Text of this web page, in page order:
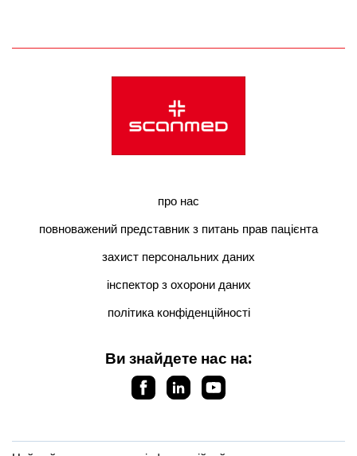
про нас
повноважений представник з питань прав пацієнта
захист персональних даних
інспектор з охорони даних
політика конфіденційності
Ви знайдете нас на: